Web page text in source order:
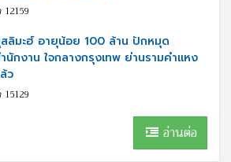
12159
ลิมะฮ์ อายุน้อย 100 ล้าน ปักหมุด
นักงาน ใจกลางกรุงเทพ ย่านรามคำแหง
ว
15129
อ่านต่อ